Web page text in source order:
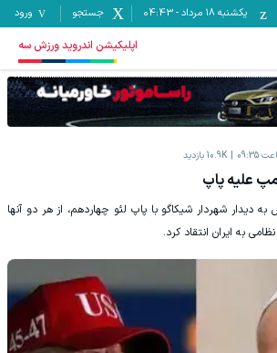
یکشنبه ۱۸ مرداد -
04:43 جستجو ورود
اپلیکیشن اندروید ورزش سه
10.9K بازدید
علیه پاپ
دیدار شهردار شیکاگو با پاپ لئو چهاردهم، از هر دو آنها
به ایران انتقاد کرد.